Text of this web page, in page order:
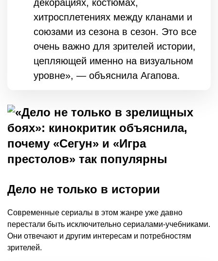
декорациях, костюмах,
хитросплетениях между кланами и
союзами из сезона в сезон. Это все
очень важно для зрителей истории,
цепляющей именно на визуальном
уровне», — объяснила Агапова.
Дело не только в истории
Современные сериалы в этом жанре уже давно
перестали быть исключительно сериалами-учебниками.
Они отвечают и другим интересам и потребностям
зрителей.